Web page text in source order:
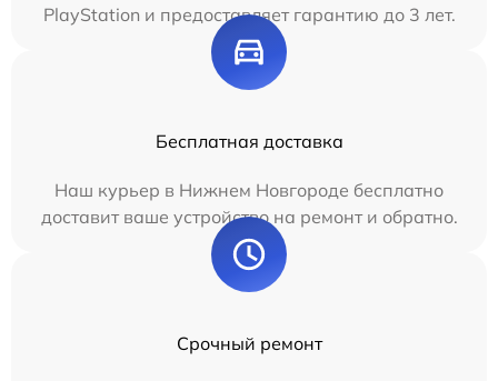
PlayStation и предоставляет гарантию до 3 лет.
Бесплатная доставка
Наш курьер в Нижнем Новгороде бесплатно
доставит ваше устройство на ремонт и обратно.
Срочный ремонт